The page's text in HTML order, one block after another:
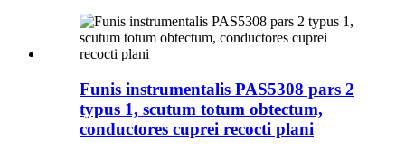
Funis instrumentalis PAS5308 pars 2
typus 1, scutum totum obtectum,
conductores cuprei recocti plani